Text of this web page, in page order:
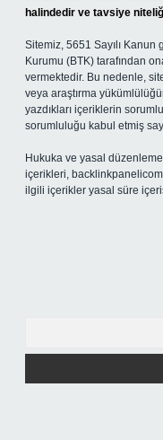
halindedir ve tavsiye
Sitemiz, 5651 Sayılı
Kurumu (BTK) tarafından
vermektedir. Bu nedenle,
veya araştırma
yazdıkları içeriklerin
sorumluluğu kabul etmiş
Hukuka ve yasal
içerikleri,
ilgili içerikler yasal süre